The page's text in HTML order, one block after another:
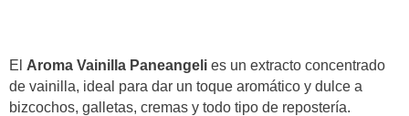
El Aroma Vainilla Paneangeli es un extracto concentrado
de vainilla, ideal para dar un toque aromático y dulce a
bizcochos, galletas, cremas y todo tipo de repostería.